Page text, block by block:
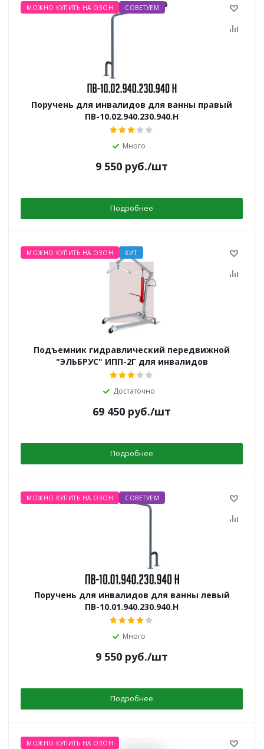
МОЖНО КУПИТЬ НА ОЗОН СОВЕТУЕМ
Поручень для инвалидов для ванны правый
ПВ-10.02.940.230.940.Н
Много
9 550 руб./шт
Подробнее
МОЖНО КУПИТЬ НА ОЗОН ХИТ
Подъемник гидравлический передвижной
"ЭЛЬБРУС" ИПП-2Г для инвалидов
Достаточно
69 450 руб./шт
Подробнее
МОЖНО КУПИТЬ НА ОЗОН СОВЕТУЕМ
Поручень для инвалидов для ванны левый
ПВ-10.01.940.230.940.Н
Много
9 550 руб./шт
Подробнее
МОЖНО КУПИТЬ НА ОЗОН